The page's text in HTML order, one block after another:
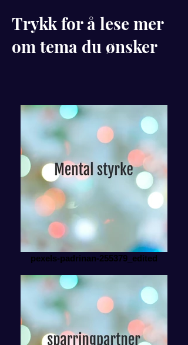
Trykk for å lese mer
om tema du ønsker
pexels-padrinan-255379_edited